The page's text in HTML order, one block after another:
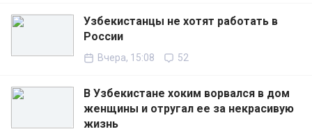
Узбекистанцы не хотят работать в
России
Вчера, 15:08 52
В Узбекистане хоким ворвался в дом
женщины и отругал ее за некрасивую
жизнь